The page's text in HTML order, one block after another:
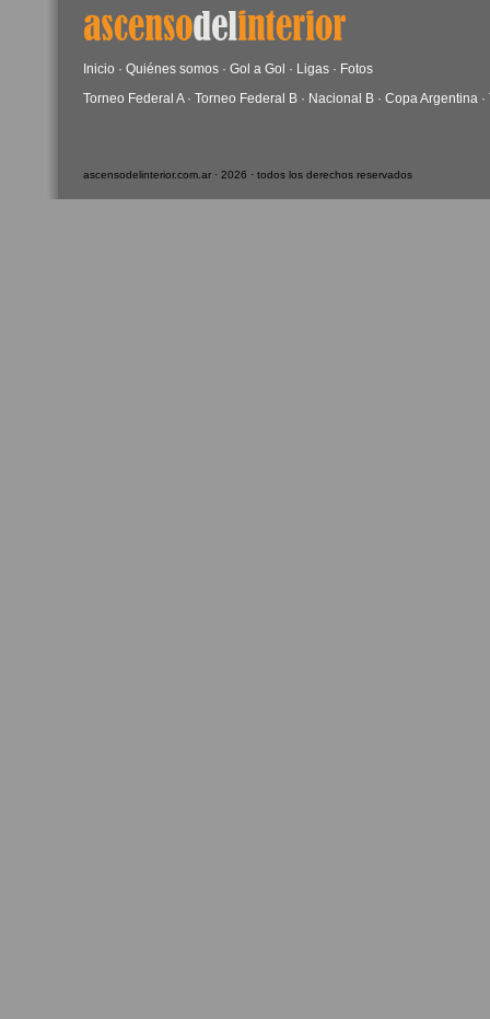
Inicio · Quiénes somos · Gol a Gol · Ligas · Fotos
Torneo Federal A· Torneo Federal B · Nacional B · Copa Argentina ·
ascensodelinterior.com.ar · 2026 · todos los derechos reservados